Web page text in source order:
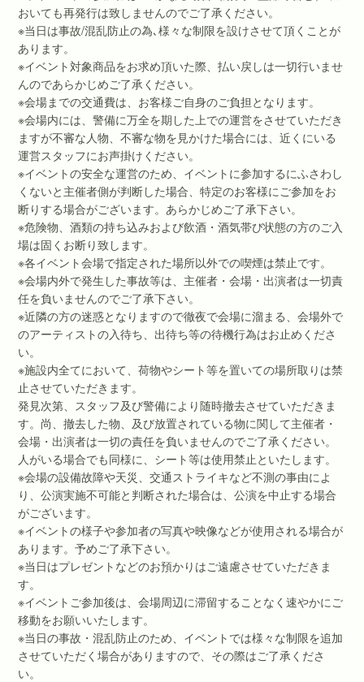
おいても再発行は致しませんのでご了承ください。
※当日は事故/混乱防止の為､様々な制限を設けさせて頂くことが
あります。
※イベント対象商品をお求め頂いた際、払い戻しは一切行いませ
んのであらかじめご了承ください。
※会場までの交通費は、お客様ご自身のご負担となります。
※会場内には、警備に万全を期した上での運営をさせていただき
ますが不審な人物、不審な物を見かけた場合には、近くにいる
運営スタッフにお声掛けください。
※イベントの安全な運営のため、イベントに参加するにふさわし
くないと主催者側が判断した場合、特定のお客様にご参加をお
断りする場合がございます。あらかじめご了承下さい。
※危険物、酒類の持ち込みおよび飲酒・酒気帯び状態の方のご入
場は固くお断り致します。
※各イベント会場で指定された場所以外での喫煙は禁止です。
※会場内外で発生した事故等は、主催者・会場・出演者は一切責
任を負いませんのでご了承下さい。
※近隣の方の迷惑となりますので徹夜で会場に溜まる、会場外で
のアーティストの入待ち、出待ち等の待機行為はお止めくださ
い。
※施設内全てにおいて、荷物やシート等を置いての場所取りは禁
止させていただきます。
発見次第、スタッフ及び警備により随時撤去させていただきま
す。尚、撤去した物、及び放置されている物に関して主催者・
会場・出演者は一切の責任を負いませんのでご了承ください。
人がいる場合でも同様に、シート等は使用禁止といたします。
※会場の設備故障や天災、交通ストライキなど不測の事由によ
り、公演実施不可能と判断された場合は、公演を中止する場合
がございます。
※イベントの様子や参加者の写真や映像などが使用される場合が
あります。予めご了承下さい。
※当日はプレゼントなどのお預かりはご遠慮させていただきま
す。
※イベントご参加後は、会場周辺に滞留することなく速やかにご
移動をお願いいたします。
※当日の事故・混乱防止のため、イベントでは様々な制限を追加
させていただく場合がありますので、その際はご了承くださ
い。